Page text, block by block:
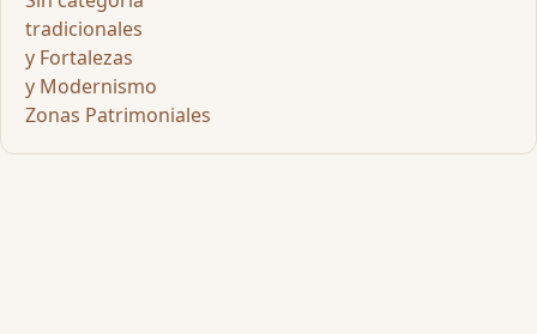
tradicionales
y Fortalezas
y Modernismo
Zonas Patrimoniales